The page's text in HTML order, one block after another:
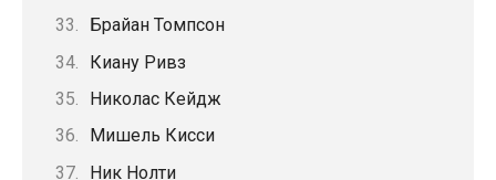
Брайан Томпсон
Киану Ривз
Николас Кейдж
Мишель Кисси
Ник Нолти